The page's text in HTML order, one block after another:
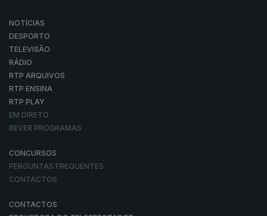
NOTÍCIAS
DESPORTO
TELEVISÃO
RÁDIO
RTP ARQUIVOS
RTP ENSINA
RTP PLAY
EM DIRETO
REVER PROGRAMAS
CONCURSOS
PERGUNTAS FREQUENTES
CONTACTOS
CONTACTOS